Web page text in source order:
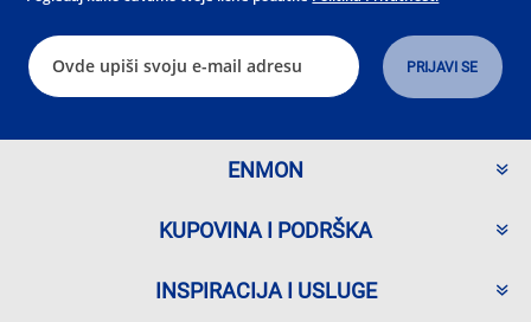
ENMON
KUPOVINA I PODRŠKA
INSPIRACIJA I USLUGE